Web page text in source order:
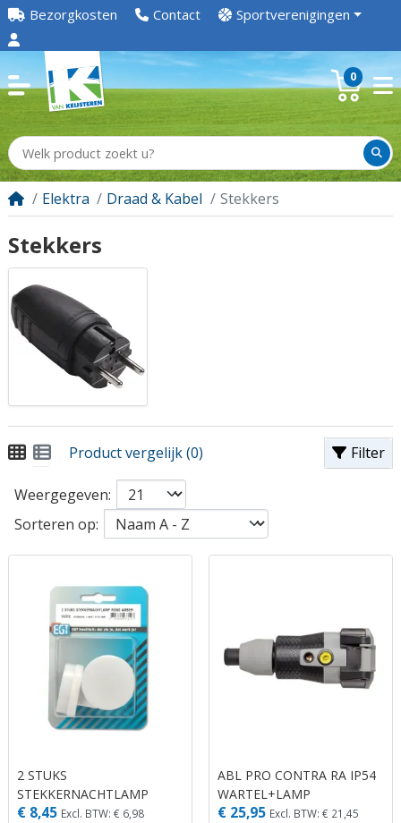
Bezorgkosten Contact Sportverenigingen
0
Elektra Draad & Kabel Stekkers
Stekkers
Filter
Product vergelijk (0)
Weergegeven:
Sorteren op:
2 STUKS
STEKKERNACHTLAMP
ROND AMBER
€ 8,45 Excl. BTW: € 6,98
ABL PRO CONTRA RA IP54
WARTEL+LAMP
€ 25,95 Excl. BTW: € 21,45